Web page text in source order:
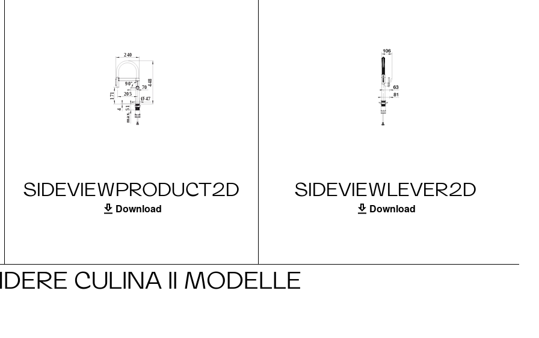
SIDEVIEWPRODUCT2D
Download
SIDEVIEWLEVER2D
Download
CULINA II MODELLE